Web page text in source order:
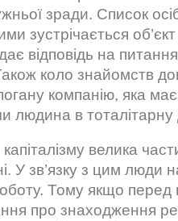
зради. Список
зустрічається
відповідь на
коло знайомств
компанію, яка
людина в тоталітарну
велика
У зв’язку з цим люди
Тому якщо перед
про знаходження